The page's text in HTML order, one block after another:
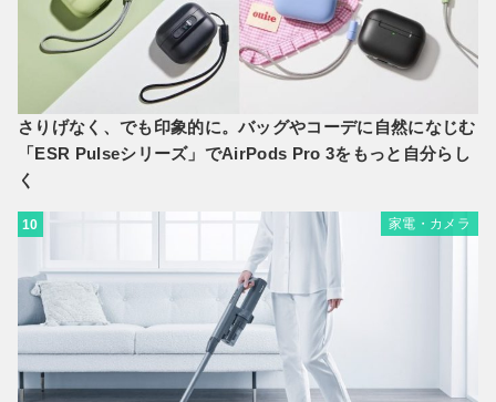
さりげなく、でも印象的に。バッグやコーデに自然になじむ
「ESR Pulseシリーズ」でAirPods Pro 3をもっと自分らし
く
10 家電・カメラ